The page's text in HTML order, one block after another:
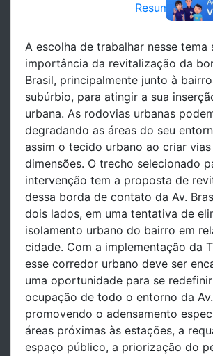
Resumo
A escolha de trabalhar nesse tema
importância da revitalização da
Brasil, principalmente junto à
subúrbio, para atingir a sua
urbana. As rodovias urbanas
degradando as áreas do seu
assim o tecido urbano ao criar
dimensões. O trecho selecionado
intervenção tem a proposta de
dessa borda de contato da Av.
dois lados, em uma tentativa de
isolamento urbano do bairro em
cidade. Com a implementação da
esse corredor urbano deve ser
uma oportunidade para se
ocupação de todo o entorno da
promovendo o adensamento
áreas próximas às estações, a
espaço público, a priorização do